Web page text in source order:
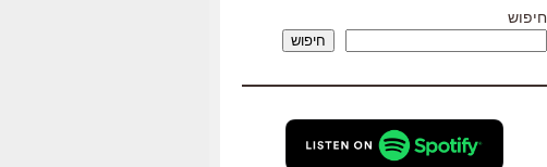
שמע.
חיפוש
חיפוש